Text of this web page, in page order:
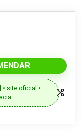
• site oficial •